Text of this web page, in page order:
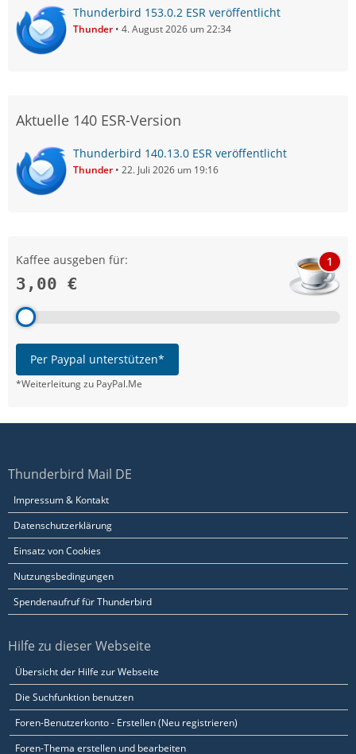
Thunderbird 153.0.2 ESR veröffentlicht
Thunder 4. August 2026 um 22:34
Aktuelle 140 ESR-Version
Thunderbird 140.13.0 ESR veröffentlicht
Thunder 22. Juli 2026 um 19:16
Kaffee ausgeben für:
3,00 €
1
Per Paypal unterstützen*
*Weiterleitung zu PayPal.Me
Thunderbird Mail DE
Impressum & Kontakt
Datenschutzerklärung
Einsatz von Cookies
Nutzungsbedingungen
Spendenaufruf für Thunderbird
Hilfe zu dieser Webseite
Übersicht der Hilfe zur Webseite
Die Suchfunktion benutzen
Foren-Benutzerkonto - Erstellen (Neu registrieren)
Foren-Thema erstellen und bearbeiten